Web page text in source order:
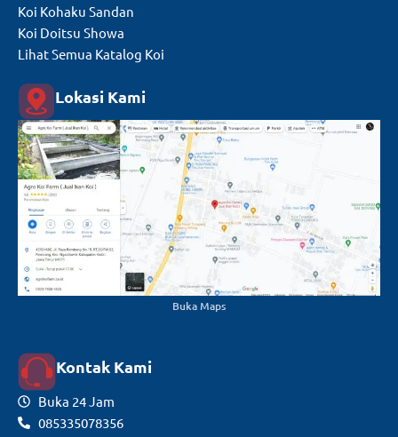
Koi Kohaku Sandan
Koi Doitsu Showa
Lihat Semua Katalog Koi
Lokasi Kami
Buka Maps
Kontak Kami
Buka 24 Jam
085335078356